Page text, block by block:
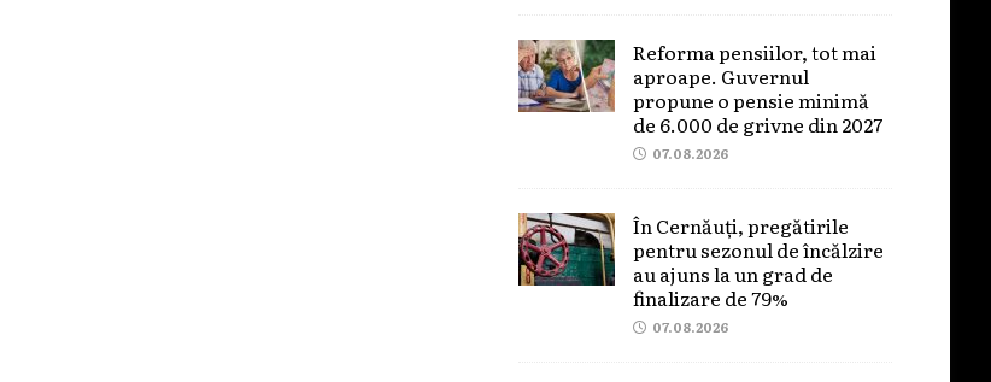
Reforma pensiilor, tot mai
aproape. Guvernul
propune o pensie minimă
de 6.000 de grivne din 2027
07.08.2026
În Cernăuți, pregătirile
pentru sezonul de încălzire
au ajuns la un grad de
finalizare de 79%
07.08.2026